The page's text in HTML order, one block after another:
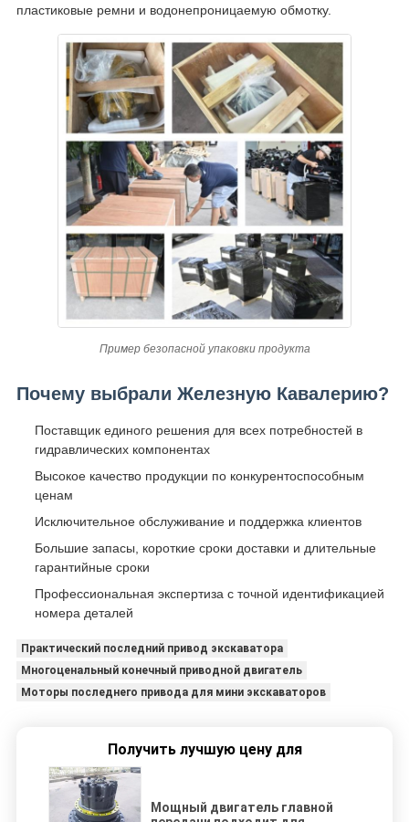
пластиковые ремни и водонепроницаемую обмотку.
Пример безопасной упаковки продукта
Почему выбрали Железную Кавалерию?
Поставщик единого решения для всех потребностей в
гидравлических компонентах
Высокое качество продукции по конкурентоспособным
ценам
Исключительное обслуживание и поддержка клиентов
Большие запасы, короткие сроки доставки и длительные
гарантийные сроки
Профессиональная экспертиза с точной идентификацией
номера деталей
Практический последний привод экскаватора
Многоценальный конечный приводной двигатель
Моторы последнего привода для мини экскаваторов
Получить лучшую цену для
Мощный двигатель главной